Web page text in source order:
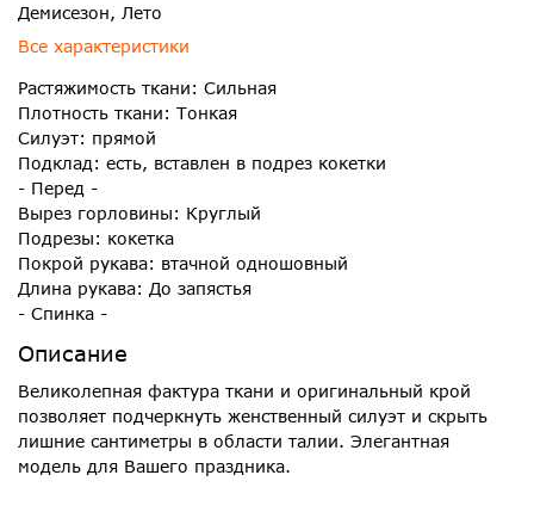
Демисезон, Лето
Все характеристики
Растяжимость ткани: Сильная
Плотность ткани: Тонкая
Силуэт: прямой
Подклад: есть, вставлен в подрез кокетки
- Перед -
Вырез горловины: Круглый
Подрезы: кокетка
Покрой рукава: втачной одношовный
Длина рукава: До запястья
- Спинка -
Описание
Великолепная фактура ткани и оригинальный крой
позволяет подчеркнуть женственный силуэт и скрыть
лишние сантиметры в области талии. Элегантная
модель для Вашего праздника.